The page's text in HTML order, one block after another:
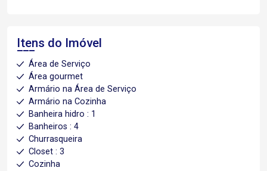
Itens do Imóvel
Área de Serviço
Área gourmet
Armário na Área de Serviço
Armário na Cozinha
Banheira hidro : 1
Banheiros : 4
Churrasqueira
Closet : 3
Cozinha